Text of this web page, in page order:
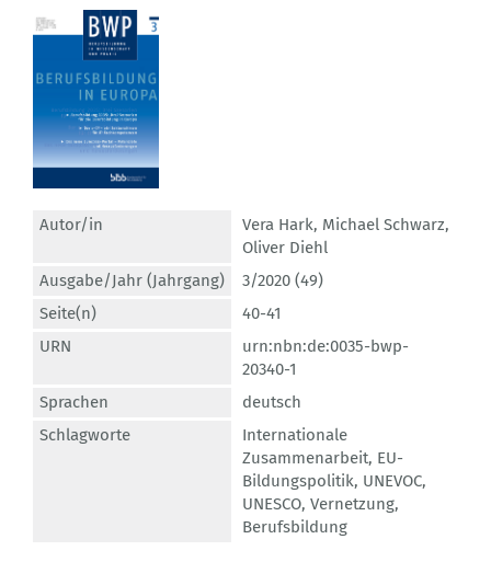
Autor/in Vera Hark, Michael Schwarz,
Oliver Diehl
Ausgabe/Jahr (Jahrgang)
3/2020 (49)
Seite(n)
40-41
URN
urn:nbn:de:0035-bwp-
20340-1
Sprachen
deutsch
Schlagworte
Internationale
Zusammenarbeit, EU-
Bildungspolitik, UNEVOC,
UNESCO, Vernetzung,
Berufsbildung